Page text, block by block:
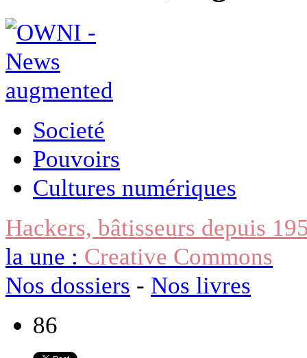
Societé
Pouvoirs
Cultures numériques
Hackers, bâtisseurs depuis
la une : Creative Commons
Nos dossiers - Nos livres
86